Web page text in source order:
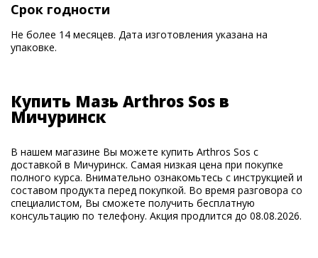
Срок годности
Не более 14 месяцев. Дата изготовления указана на
упаковке.
Купить Мазь Arthros Sos в
Мичуринск
В нашем магазине Вы можете купить Arthros Sos с
доставкой в Мичуринск. Самая низкая цена при покупке
полного курса. Внимательно ознакомьтесь с инструкцией и
составом продукта перед покупкой. Во время разговора со
специалистом, Вы сможете получить бесплатную
консультацию по телефону. Акция продлится до 08.08.2026.